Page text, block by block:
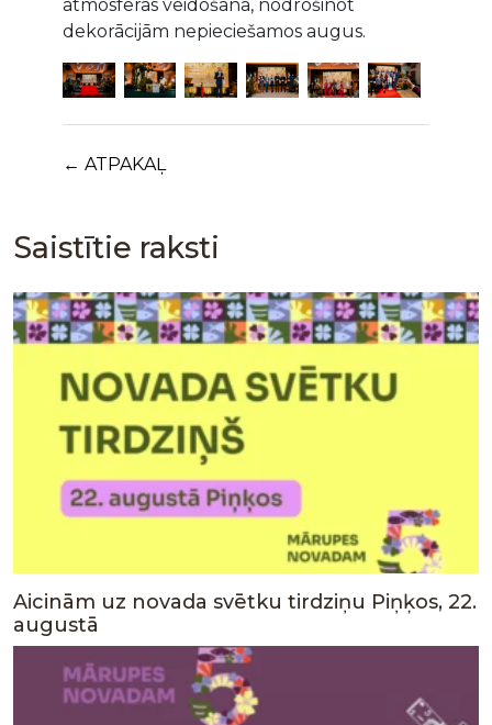
atmosfēras veidošanā, nodrošinot
dekorācijām nepieciešamos augus.
← ATPAKAĻ
Saistītie raksti
Aicinām uz novada svētku tirdziņu Piņķos, 22.
augustā